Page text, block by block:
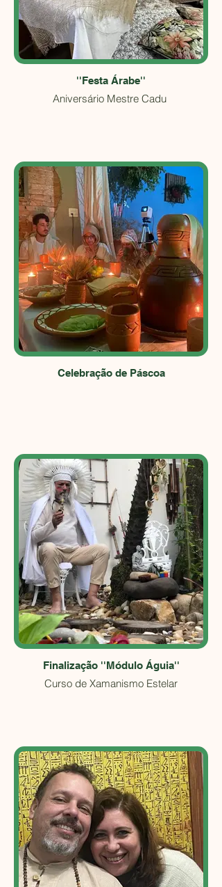
''Festa Árabe''
Aniversário Mestre Cadu
Celebração de Páscoa
Finalização ''Módulo Águia''
Curso de Xamanismo Estelar